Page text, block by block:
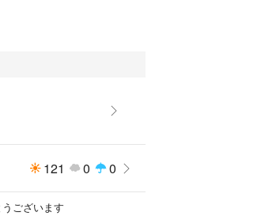
イルを混ぜ、首や肩にマッ
て、肌への過敏な刺激を和ら
と運ぶ、天然のエモリエント
121 0 0
ございます